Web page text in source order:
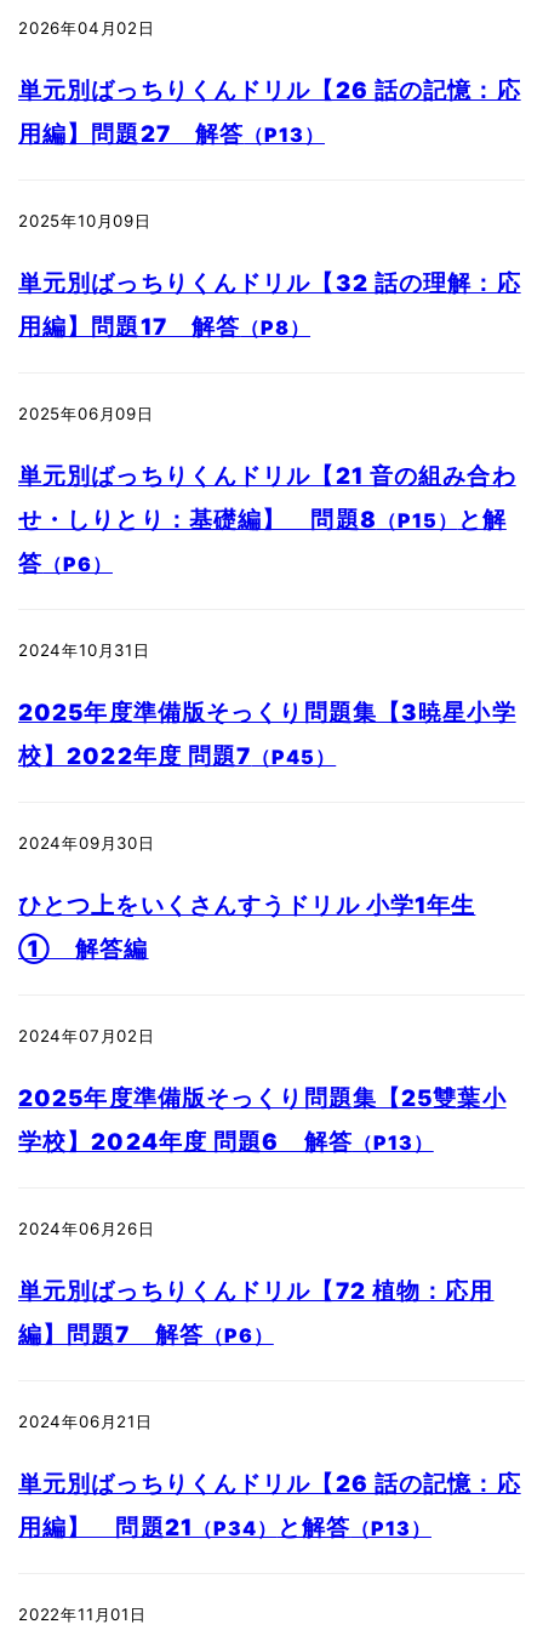
2026年04月02日
単元別ばっちりくんドリル【26 話の記憶：応
用編】問題27 解答 （P13）
2025年10月09日
単元別ばっちりくんドリル【32 話の理解：応
用編】問題17 解答 （P8）
2025年06月09日
単元別ばっちりくんドリル【21 音の組み合わ
せ・しりとり：基礎編】 問題8 （P15）
と解
答 （P6）
2024年10月31日
2025年度準備版そっくり問題集【3暁星小学
校】2022年度 問題7 （P45）
2024年09月30日
ひとつ上をいくさんすうドリル 小学1年生
① 解答編
2024年07月02日
2025年度準備版そっくり問題集【25雙葉小
学校】2024年度 問題6 解答 （P13）
2024年06月26日
単元別ばっちりくんドリル【72 植物：応用
編】問題7 解答 （P6）
2024年06月21日
単元別ばっちりくんドリル【26 話の記憶：応
用編】 問題21 （P34） と解答 （P13）
2022年11月01日